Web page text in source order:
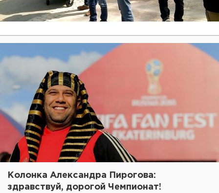
Колонка Александра Пирогова:
здравствуй, дорогой Чемпионат!